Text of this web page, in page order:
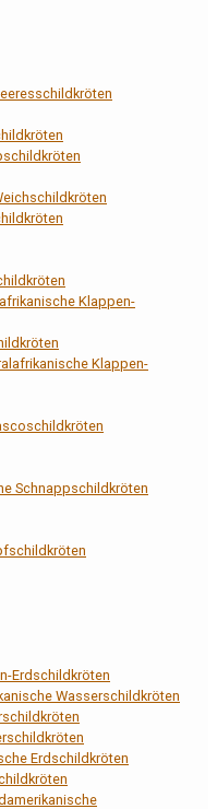
Klappen-
Klappen-
Schnappschildkröten
Erdschildkröten
Wasserschildkröten
Erdschildkröten